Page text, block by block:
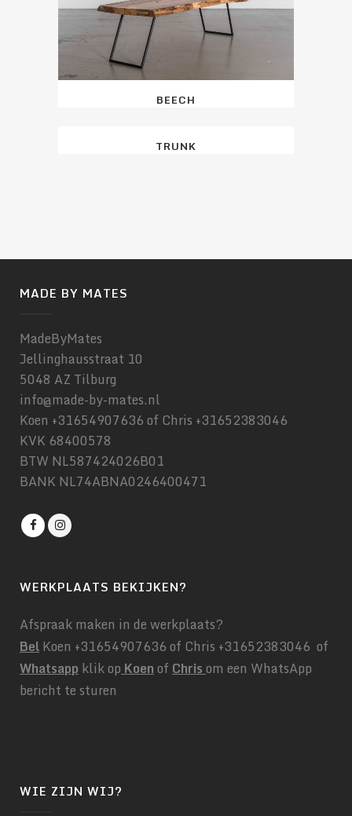
BEECH
TRUNK
MADE BY MATES
MadeByMates
Jellinghausstraat 10
5048 AZ Tilburg
info@made-by-mates.nl
Koen +31654907636 of Chris +31652383046
KVK 68400578
BTW NL587424026B01
BANK NL74ABNA0246400471
WERKPLAATS BEKIJKEN?
Afspraak maken in de werkplaats?
BelKoen +31654907636 of Chris +31652383046 of
Whatsappklik opKoenofChrisom een WhatsApp
bericht te sturen
WIE ZIJN WIJ?